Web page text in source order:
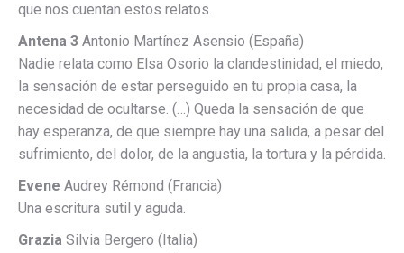
que nos cuentan estos relatos.
Antena 3 Antonio Martínez Asensio (España)
Nadie relata como Elsa Osorio la clandestinidad, el miedo,
la sensación de estar perseguido en tu propia casa, la
necesidad de ocultarse. (…) Queda la sensación de que
hay esperanza, de que siempre hay una salida, a pesar del
sufrimiento, del dolor, de la angustia, la tortura y la pérdida.
Evene Audrey Rémond (Francia)
Una escritura sutil y aguda.
Grazia Silvia Bergero (Italia)